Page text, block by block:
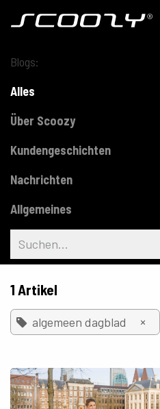
Blogs:
Alles
Über Scoozy
Kundengeschichten
Nachrichten
Allgemeines
1 Artikel
algemeen dagblad ×